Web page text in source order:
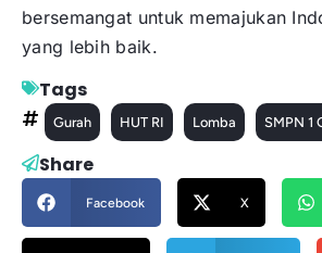
bersemangat untuk memajukan
yang lebih baik.
Tags
Gurah HUT RI Lomba SMPN 1
Share
Facebook X